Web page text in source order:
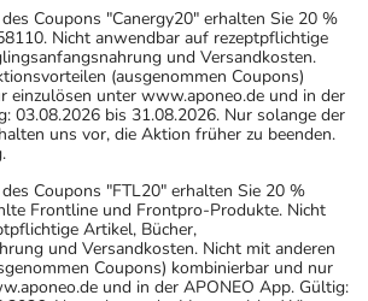
Coupons "Canergy20" erhalten Sie 20 %
Nicht anwendbar auf rezeptpflichtige
und Versandkosten.
(ausgenommen Coupons)
einzulösen unter www.aponeo.de und in der
03.08.2026 bis 31.08.2026. Nur solange der
uns vor, die Aktion früher zu beenden.
Coupons "FTL20" erhalten Sie 20 %
Frontline und Frontpro-Produkte. Nicht
Artikel, Bücher,
und Versandkosten. Nicht mit anderen
Coupons) kombinierbar und nur
und in der APONEO App. Gültig: